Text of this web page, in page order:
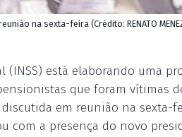
na sexta-feira (Crédito: RENATO
está elaborando uma
que foram vítimas
em reunião na sexta-
com a presença do novo